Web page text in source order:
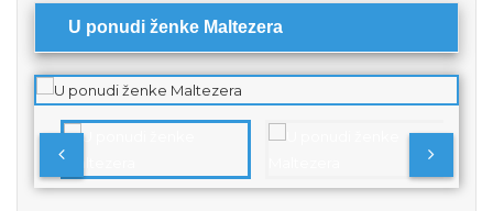
U ponudi ženke Maltezera